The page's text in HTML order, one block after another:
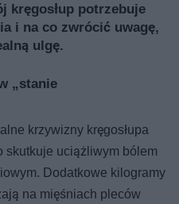
kręgosłup potrzebuje
i na co zwrócić uwagę,
ulgę.
„stanie
krzywizny kręgosłupa
skutkuje uciążliwym bólem
Dodatkowe kilogramy
na mięśniach pleców